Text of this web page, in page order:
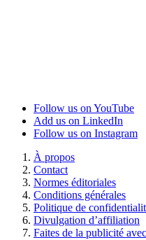
Follow us on YouTube
Add us on LinkedIn
Follow us on Instagram
À propos
Contact
Normes éditoriales
Conditions générales
Politique de
Divulgation d’affiliation
Faites de la publicité